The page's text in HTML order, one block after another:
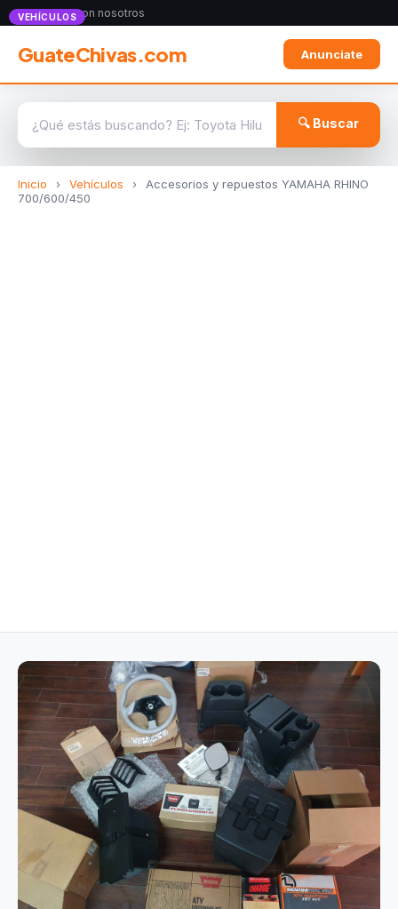
Anunciate con nosotros
GuateChivas.com Anunciate
🔍 Buscar
Inicio › Vehículos ›
Accesorios y repuestos YAMAHA RHINO
700/600/450
VEHÍCULOS